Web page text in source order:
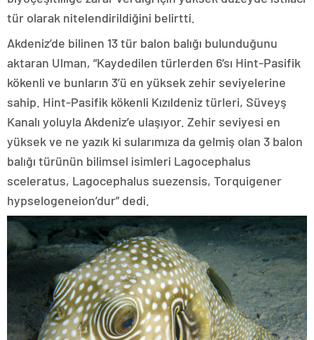
tür olarak nitelendirildiğini belirtti.
Akdeniz’de bilinen 13 tür balon balığı bulunduğunu
aktaran Ulman, “Kaydedilen türlerden 6’sı Hint-Pasifik
kökenli ve bunların 3’ü en yüksek zehir seviyelerine
sahip. Hint-Pasifik kökenli Kızıldeniz türleri, Süveyş
Kanalı yoluyla Akdeniz’e ulaşıyor. Zehir seviyesi en
yüksek ve ne yazık ki sularımıza da gelmiş olan 3 balon
balığı türünün bilimsel isimleri Lagocephalus
sceleratus, Lagocephalus suezensis, Torquigener
hypselogeneion’dur” dedi.